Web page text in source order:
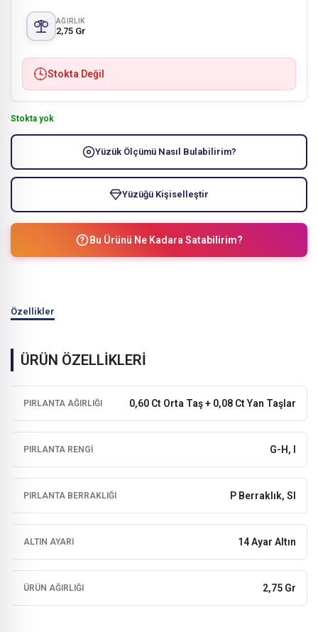
AĞIRLIK
2,75 Gr
Stokta Değil
Stokta yok
Yüzük Ölçümü Nasıl Bulabilirim?
Yüzüğü Kişiselleştir
Bu Ürünü Ne Kadara Satabilirim?
Özellikler
ÜRÜN ÖZELLİKLERİ
PIRLANTA AĞIRLIĞI 0,60 Ct Orta Taş + 0,08 Ct Yan Taşlar
PIRLANTA RENGI G-H, I
PIRLANTA BERRAKLIĞI P Berraklık, SI
ALTIN AYARI 14 Ayar Altın
ÜRÜN AĞIRLIĞI 2,75 Gr